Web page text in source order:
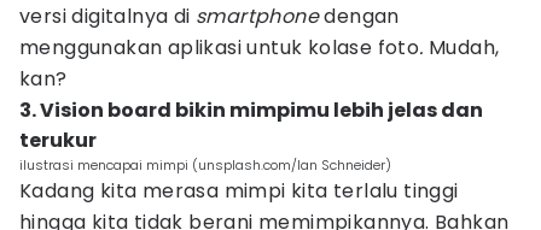
versi digitalnya di smartphonedengan
menggunakan aplikasi untuk kolase foto. Mudah,
kan?
3. Vision board bikin mimpimu lebih jelas dan
terukur
ilustrasi mencapai mimpi (unsplash.com/Ian Schneider)
Kadang kita merasa mimpi kita terlalu tinggi
hingga kita tidak berani memimpikannya. Bahkan